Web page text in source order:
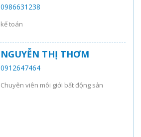
0986631238
kế toán
NGUYỄN THỊ THƠM
0912647464
Chuyên viên môi giới bất động sản